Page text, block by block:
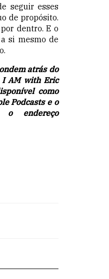
seguir esses
de propósito.
dentro. E o
si mesmo de
atrás do
I AM with Eric
como
Podcastse o
endereço